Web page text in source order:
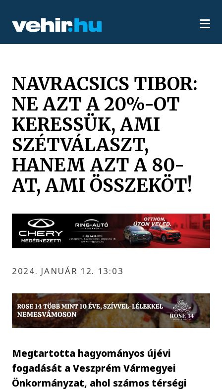
NAVRACSICS TIBOR:
NE AZT A 20%-OT
KERESSÜK, AMI
SZÉTVÁLASZT,
HANEM AZT A 80-
AT, AMI ÖSSZEKÖT!
2024. JANUÁR 12. 13:03
Megtartotta hagyományos újévi
fogadását a Veszprém Vármegyei
Önkormányzat, ahol számos térségi